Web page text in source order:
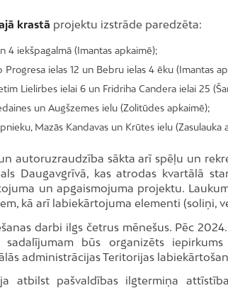
krastā projektu izstrāde paredzēta:
4 iekšpagalmā (Imantas apkaimē);
Progresa ielas 12 un Bebru ielas 4 ēku (Imantas
Lielirbes ielai 6 un Fridriha Candera ielai 25
un Augšzemes ielu (Zolitūdes apkaimē);
Mazās Kandavas un Krūtes ielu (Zasulauka
autoruzraudzība sākta arī spēļu un
Daugavgrīvā, kas atrodas kvartālā
un apgaismojuma projektu.
kā arī labiekārtojuma elementi (soliņi,
darbi ilgs četrus mēnešus. Pēc
sadalījumam būs organizēts
administrācijas Teritorijas
atbilst pašvaldības ilgtermiņa